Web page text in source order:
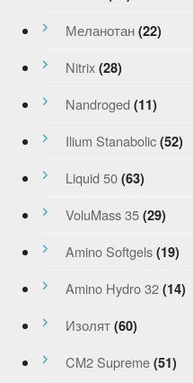
Меланотан (22)
Nitrix (28)
Nandroged (11)
Ilium Stanabolic (52)
Liquid 50 (63)
VoluMass 35 (29)
Amino Softgels (19)
Amino Hydro 32 (14)
Изолят (60)
CM2 Supreme (51)